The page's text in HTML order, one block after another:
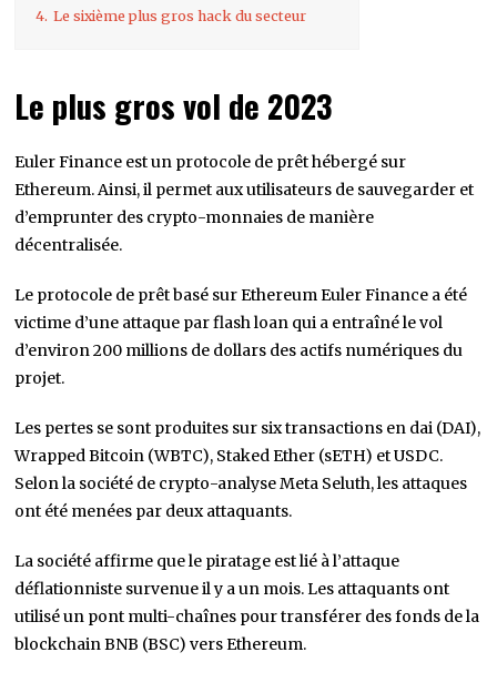
4. Le sixième plus gros hack du secteur
Le plus gros vol de 2023
Euler Finance est un protocole de prêt hébergé sur
Ethereum. Ainsi, il permet aux utilisateurs de sauvegarder et
d’emprunter des crypto-monnaies de manière
décentralisée.
Le protocole de prêt basé sur Ethereum Euler Finance a été
victime d’une attaque par flash loan qui a entraîné le vol
d’environ 200 millions de dollars des actifs numériques du
projet.
Les pertes se sont produites sur six transactions en dai (DAI),
Wrapped Bitcoin (WBTC), Staked Ether (sETH) et USDC.
Selon la société de crypto-analyse Meta Seluth, les attaques
ont été menées par deux attaquants.
La société affirme que le piratage est lié à l’attaque
déflationniste survenue il y a un mois. Les attaquants ont
utilisé un pont multi-chaînes pour transférer des fonds de la
blockchain BNB (BSC) vers Ethereum.